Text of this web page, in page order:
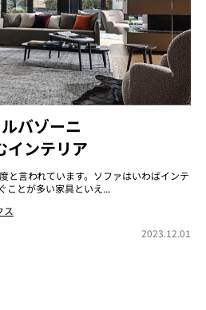
バゾーニ
インテリア
と言われています。ソファはいわばインテ
ことが多い家具といえ...
ス
2023.12.01